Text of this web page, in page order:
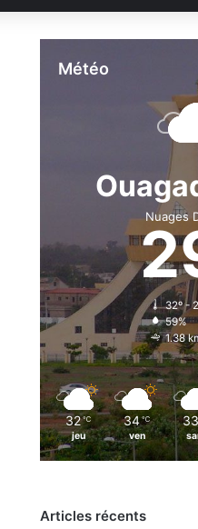
Météo
Nuages
32º -
59%
1.38
32 ℃
jeu
34 ℃
ven
Articles récents